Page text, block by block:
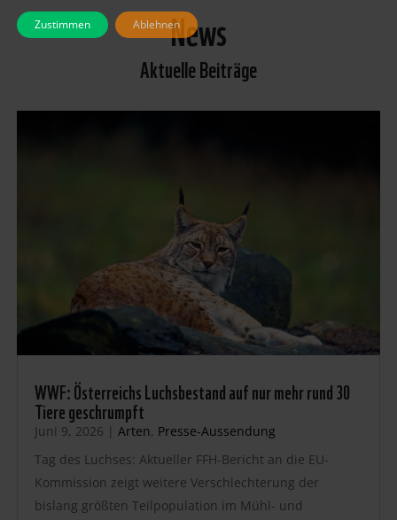
News
Aktuelle Beiträge
WWF: Österreichs Luchsbestand auf nur mehr rund 30
Tiere geschrumpft
Juni 9, 2026 | Arten, Presse-Aussendung
Tag des Luchses: Aktueller FFH-Bericht an die EU-
Kommission zeigt weitere Verschlechterung der
bislang größten Teilpopulation im Mühl- und
Zustimmen Ablehnen